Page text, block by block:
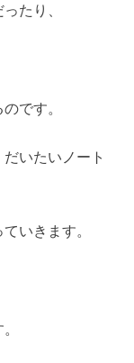
たり、
です。
いたいノート
いきます。